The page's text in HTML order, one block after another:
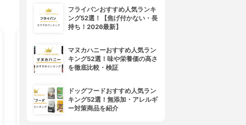
フライパンおすすめ人気ランキ
ング52選！【焦げ付かない・長
持ち！2026最新】
マヌカハニーおすすめ人気ラン
キング52選！味や栄養価の高さ
を徹底比較・検証
ドッグフードおすすめ人気ラン
キング52選！無添加・アレルギ
ー対策商品を紹介